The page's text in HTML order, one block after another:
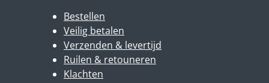
Bestellen
Veilig betalen
Verzenden & levertijd
Ruilen & retouneren
Klachten